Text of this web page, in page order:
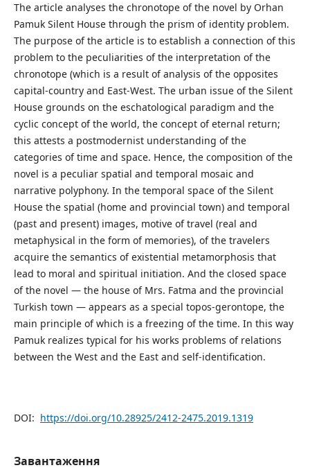
The article analyses the chronotope of the novel by Orhan
Pamuk Silent House through the prism of identity problem.
The purpose of the article is to establish a connection of this
problem to the peculiarities of the interpretation of the
chronotope (which is a result of analysis of the opposites
capital-country and East-West. The urban issue of the Silent
House grounds on the eschatological paradigm and the
cyclic concept of the world, the concept of eternal return;
this attests a postmodernist understanding of the
categories of time and space. Hence, the composition of the
novel is a peculiar spatial and temporal mosaic and
narrative polyphony. In the temporal space of the Silent
House the spatial (home and provincial town) and temporal
(past and present) images, motive of travel (real and
metaphysical in the form of memories), of the travelers
acquire the semantics of existential metamorphosis that
lead to moral and spiritual initiation. And the closed space
of the novel — the house of Mrs. Fatma and the provincial
Turkish town — appears as a special topos-gerontope, the
main principle of which is a freezing of the time. In this way
Pamuk realizes typical for his works problems of relations
between the West and the East and self-identification.
DOI: https://doi.org/10.28925/2412-2475.2019.1319
Завантаження